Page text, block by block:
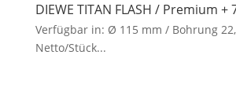
DIEWE TITAN FLASH / Premium +
Verfügbar in: Ø 115 mm / Bohrung
Netto/Stück...